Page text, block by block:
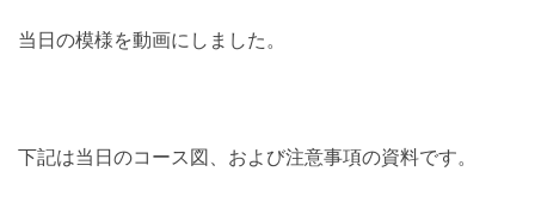
当日の模様を動画にしました。
下記は当日のコース図、および注意事項の資料です。